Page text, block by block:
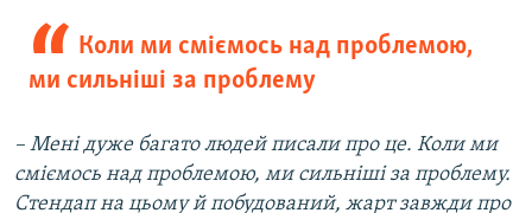
Коли ми сміємось над проблемою,
ми сильніші за проблему
– Мені дуже багато людей писали про це. Коли ми
сміємось над проблемою, ми сильніші за проблему.
Стендап на цьому й побудований, жарт завжди про